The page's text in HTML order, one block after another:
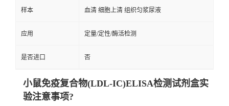
样本 血清 细胞上清 组织匀浆尿液
应用 定量/定性/酶活检测
是否进口 否
小鼠免疫复合物(LDL-IC)ELISA检测试剂盒实
验注意事项?